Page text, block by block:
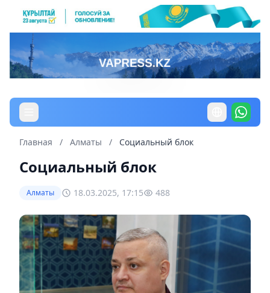
Главная / Алматы / Социальный блок
Социальный блок
Алматы 18.03.2025, 17:15 488